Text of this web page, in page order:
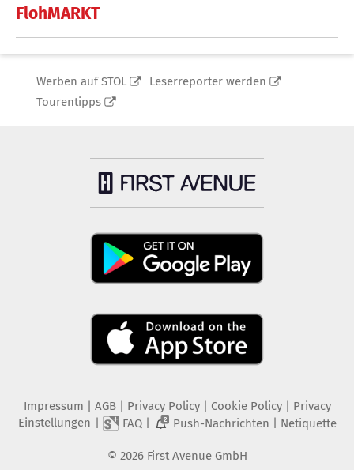
FlohMARKT
Werben auf STOL
Leserreporter werden
Tourentipps
Impressum | AGB | Privacy Policy| Cookie Policy| Privacy
Einstellungen | FAQ| 2 Push-Nachrichten | Netiquette
© 2026 First Avenue GmbH